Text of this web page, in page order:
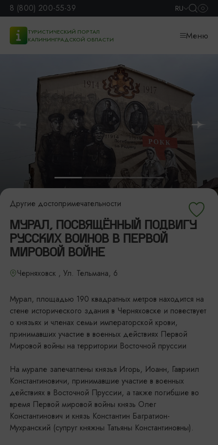
8 (800) 200-55-39 RU
ТУРИСТИЧЕСКИЙ ПОРТАЛ
КАЛИНИНГРАДСКОЙ ОБЛАСТИ
Меню
Другие достопримечательности
МУРАЛ, ПОСВЯЩЁННЫЙ ПОДВИГУ
РУССКИХ ВОИНОВ В ПЕРВОЙ
МИРОВОЙ ВОЙНЕ
Черняховск , Ул. Тельмана, 6
Мурал, площадью 190 квадратных метров находится на
стене исторического здания в Черняховске и повествует
о князьях и членах семьи императорской крови,
принимавших участие в военных действиях Первой
Мировой войны на территории Восточной пруссии
На мурале запечатлены князья Игорь, Иоанн, Гавриил
Константиновичи, принимавшие участие в военных
действиях в Восточной Пруссии, а также погибшие во
время Первой мировой войны князь Олег
Константинович и князь Константин Багратион-
Мухранский (супруг княжны Татьяны Константиновны).